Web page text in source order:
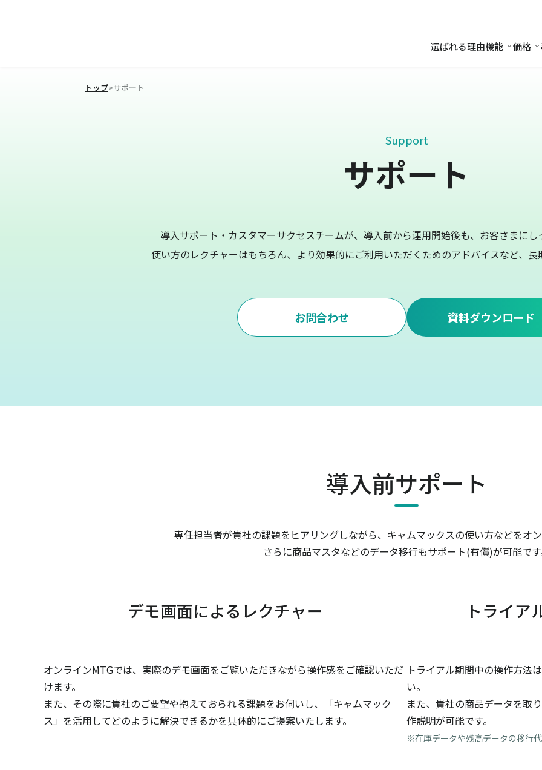
選ばれる理由機能 機能
価格
トップ>サポート
Support
サポート
導入サポート・カスタマーサクセスチームが、導入前から運用開始後も、お客さまにし
使い方のレクチャーはもちろん、より効果的にご利用いただくためのアドバイスなど、長
お問合わせ 資料ダウンロード
導入前サポート
専任担当者が貴社の課題をヒアリングしながら、キャムマックスの使い方などをオン
さらに商品マスタなどのデータ移行もサポート(有償)が可能です
デモ画面によるレクチャー
オンラインMTGでは、実際のデモ画面をご覧いただきながら操作感をご確認いただ
けます。
また、その際に貴社のご要望や抱えておられる課題をお伺いし、「キャムマック
ス」を活用してどのように解決できるかを具体的にご提案いたします。
トライア
トライアル期間中の操作方法
い。
また、貴社の商品データを取
作説明が可能です。
※在庫データや残高データの移行